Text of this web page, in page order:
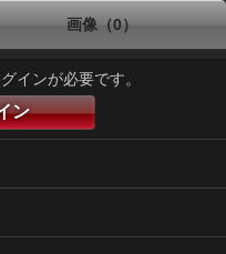
画像（0）
インが必要です。
ン